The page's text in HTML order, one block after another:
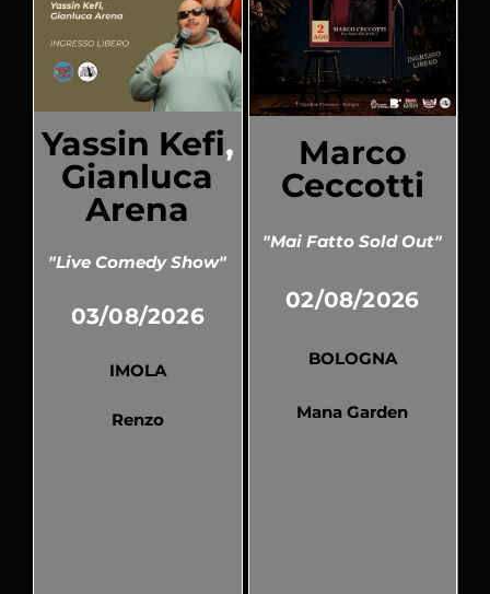
Yassin Kefi,
Gianluca
Arena
"Live Comedy Show"
03/08/2026
IMOLA
Renzo
Marco
Ceccotti
"Mai Fatto Sold Out"
02/08/2026
BOLOGNA
Mana Garden